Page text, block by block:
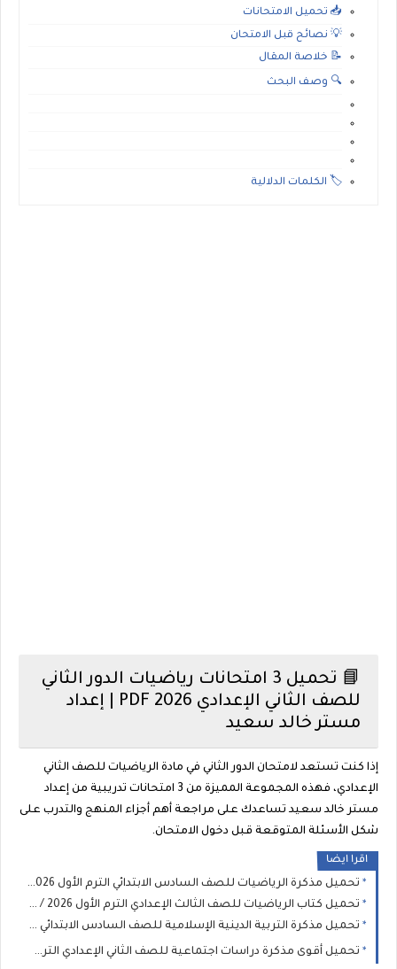
📥 تحميل الامتحانات
💡 نصائح قبل الامتحان
📝 خلاصة المقال
🔍 وصف البحث
🏷️ الكلمات الدلالية
📘 تحميل 3 امتحانات رياضيات الدور الثاني
للصف الثاني الإعدادي 2026 PDF | إعداد
مستر خالد سعيد
إذا كنت تستعد لامتحانالدور الثاني في مادة الرياضيات للصف الثاني
الإعدادي، فهذه المجموعة المميزة من3 امتحانات تدريبية
من إعداد
مستر خالد سعيدتساعدك على مراجعة أهم أجزاء المنهج والتدرب على
شكل الأسئلة المتوقعة قبل دخول الامتحان.
اقرا ايضا
تحميل مذكرة الرياضيات للصف السادس الابتدائي الترم الأول 2026 / 2027 PDF كاملة (هدية مجانية) 🎁📐
تحميل كتاب الرياضيات للصف الثالث الإعدادي الترم الأول 2026 / 2027 PDF (المنهج الجديد)
تحميل مذكرة التربية الدينية الإسلامية للصف السادس الابتدائي الترم الأول 2027 PDF | إعداد سمير الغريب
تحميل أقوى مذكرة دراسات اجتماعية للصف الثاني الإعدادي الترم الأول 2026 PDF 📚✨